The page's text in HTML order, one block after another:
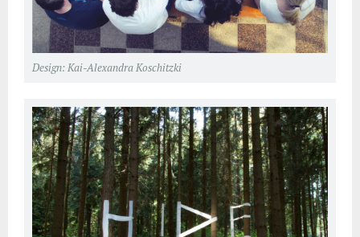
Design: Kai-Alexandra Koschitzki